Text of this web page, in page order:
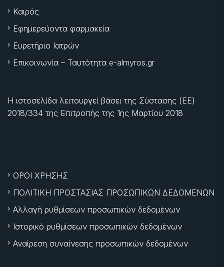
Καιρός
Εφημερεύοντα φαρμακεία
Ευρετήριο Ιατρών
Επικοινωνία – Ταυτότητα e-almyros.gr
Η ιστοσελίδα λειτουργεί βάσει της Σύστασης (ΕΕ)
2018/334 της Επιτροπής της 1ης Μαρτίου 2018
ΟΡΟΙ ΧΡΗΣΗΣ
ΠΟΛΙΤΙΚΗ ΠΡΟΣΤΑΣΙΑΣ ΠΡΟΣΩΠΙΚΩΝ ΔΕΔΟΜΕΝΩΝ
Αλλαγή ρυθμίσεων προσωπικών δεδομένων
Ιστορικό ρυθμίσεων προσωπικών δεδομένων
Αναίρεση συναίνεσης προσωπικών δεδομένων